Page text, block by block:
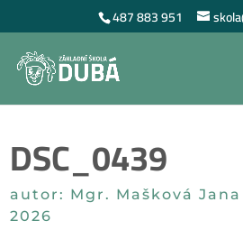
487 883 951
DSC_0439
autor: Mgr. Mašková Jana
2026